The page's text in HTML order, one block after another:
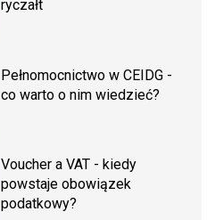
ryczałt
Pełnomocnictwo w CEIDG -
co warto o nim wiedzieć?
Voucher a VAT - kiedy
powstaje obowiązek
podatkowy?